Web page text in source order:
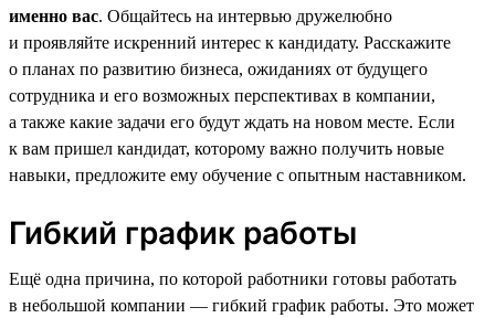
именно вас. Общайтесь на интервью дружелюбно
и проявляйте искренний интерес к кандидату. Расскажите
о планах по развитию бизнеса, ожиданиях от будущего
сотрудника и его возможных перспективах в компании,
а также какие задачи его будут ждать на новом месте. Если
к вам пришел кандидат, которому важно получить новые
навыки, предложите ему обучение с опытным наставником.
Гибкий график работы
Ещё одна причина, по которой работники готовы работать
в небольшой компании — гибкий график работы. Это может